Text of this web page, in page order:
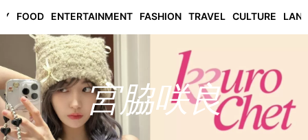
FOOD ENTERTAINMENT FASHION TRAVEL CULTURE
宮脇咲良